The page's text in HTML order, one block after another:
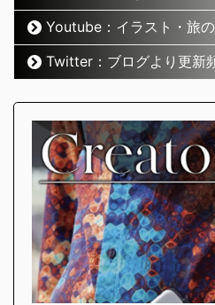
Youtube：イラスト・旅
Twitter：ブログより更新